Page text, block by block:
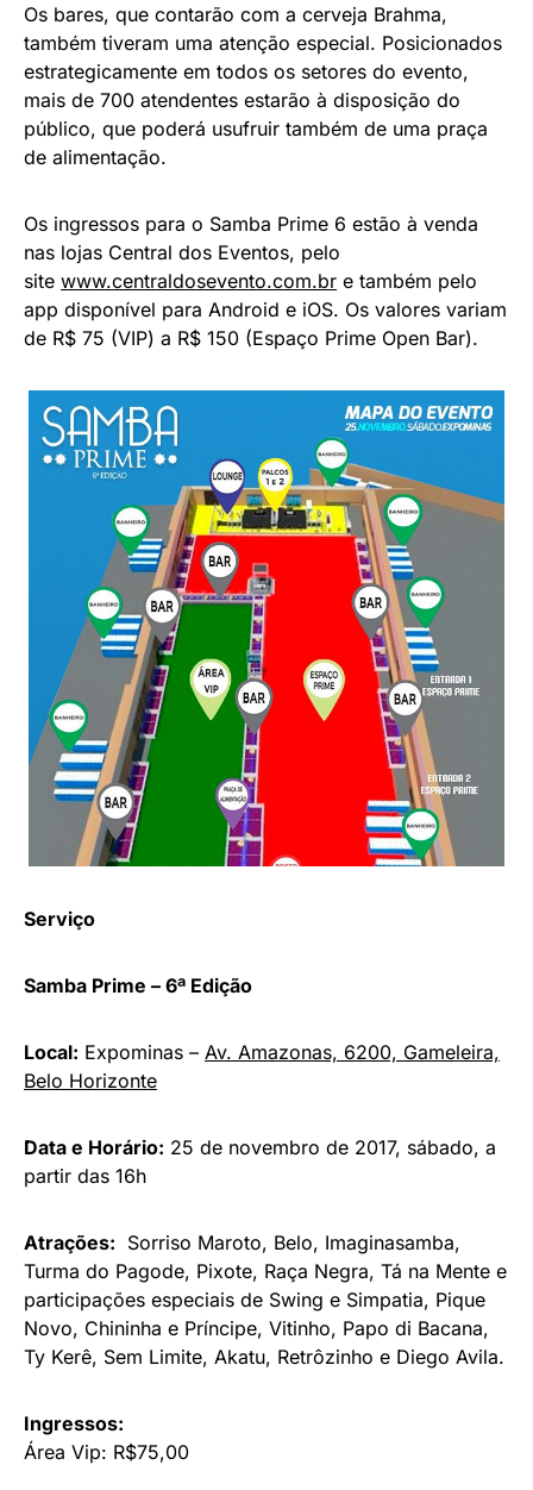
Os bares, que contarão com a cerveja Brahma,
também tiveram uma atenção especial. Posicionados
estrategicamente em todos os setores do evento,
mais de 700 atendentes estarão à disposição do
público, que poderá usufruir também de uma praça
de alimentação.
Os ingressos para o Samba Prime 6 estão à venda
nas lojas Central dos Eventos, pelo
site www.centraldosevento.com.br e também pelo
app disponível para Android e iOS. Os valores variam
de R$ 75 (VIP) a R$ 150 (Espaço Prime Open Bar).
Serviço
Samba Prime – 6ª Edição
Local: Expominas – Av. Amazonas, 6200, Gameleira,
Belo Horizonte
Data e Horário: 25 de novembro de 2017, sábado, a
partir das 16h
Atrações: Sorriso Maroto, Belo, Imaginasamba,
Turma do Pagode, Pixote, Raça Negra, Tá na Mente e
participações especiais de Swing e Simpatia, Pique
Novo, Chininha e Príncipe, Vitinho, Papo di Bacana,
Ty Kerê, Sem Limite, Akatu, Retrôzinho e Diego Avila.
Ingressos:
Área Vip: R$75,00